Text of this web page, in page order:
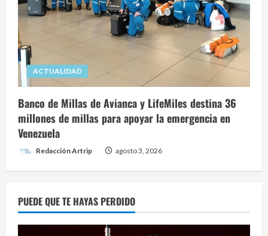
ACTUALIDAD
Banco de Millas de Avianca y LifeMiles destina 36
millones de millas para apoyar la emergencia en
Venezuela
Redacción Artrip agosto 3, 2026
PUEDE QUE TE HAYAS PERDIDO